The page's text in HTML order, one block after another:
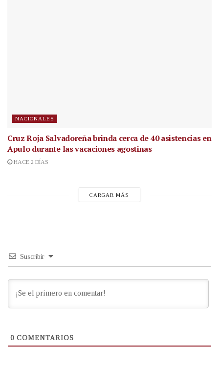
NACIONALES
Cruz Roja Salvadoreña brinda cerca de 40 asistencias en
Apulo durante las vacaciones agostinas
HACE 2 DÍAS
CARGAR MÁS
Suscribir
0 COMENTARIOS